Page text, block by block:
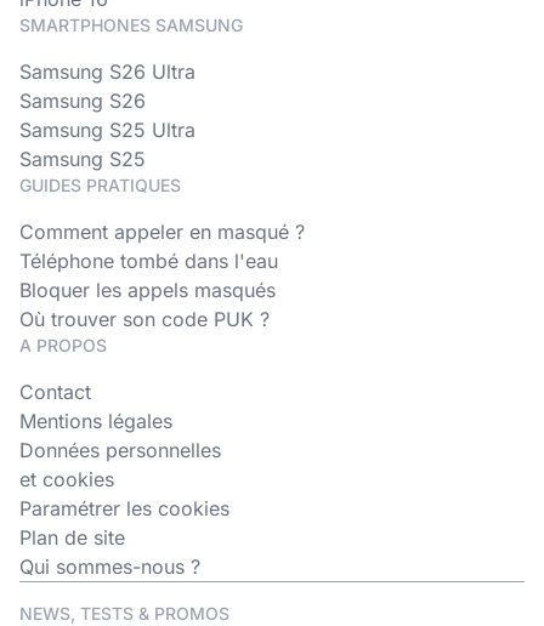
SMARTPHONES SAMSUNG
Samsung S26 Ultra
Samsung S26
Samsung S25 Ultra
Samsung S25
GUIDES PRATIQUES
Comment appeler en masqué ?
Téléphone tombé dans l'eau
Bloquer les appels masqués
Où trouver son code PUK ?
A PROPOS
Contact
Mentions légales
Données personnelles
et cookies
Paramétrer les cookies
Plan de site
Qui sommes-nous ?
NEWS, TESTS & PROMOS